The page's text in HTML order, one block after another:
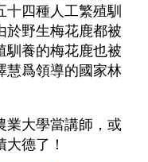
十四種人工繁殖馴
於野生梅花鹿都被
馴養的梅花鹿也被
慧爲領導的國家林
業大學當講師，或
大德了！